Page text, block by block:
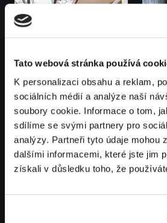
Tato webová stránka používá
K personalizaci obsahu a reklam,
sociálních médií a analýze naší
soubory cookie. Informace o tom,
sdílíme se svými partnery pro
analýzy. Partneři tyto údaje mohou
dalšími informacemi, které jste jim
získali v důsledku toho, že